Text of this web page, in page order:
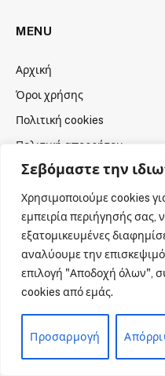
Σεβόμαστε την
Χρησιμοποιούμε cookies
εμπειρία περιήγησής σας,
εξατομικευμένες
αναλύουμε την
επιλογή "Αποδοχή όλων",
cookies από εμάς.
Προσαρμογή
MENU
Αρχική
Όροι χρήσης
Πολιτική cookies
Πολιτική απορρήτου
Πνευματική Ιδιοκτησία
Επικοινωνία